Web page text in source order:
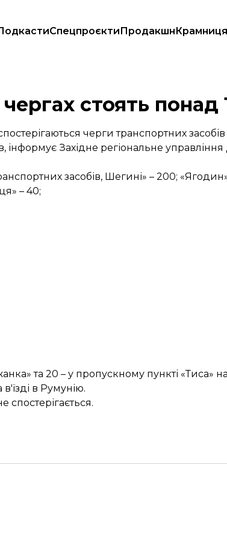
СпецпроєктиПродакшнКрамниця
стоять понад
черги транспортних засобів
інформує Західне регіональне
засобів, Шегині» – 200;
– 40;
та 20 – у пропускному пункті «Тиса»
в Румунію.
спостерігається.